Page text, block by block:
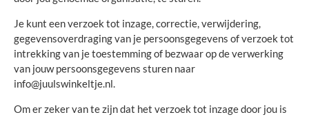
Je kunt een verzoek tot inzage, correctie, verwijdering,
gegevensoverdraging van je persoonsgegevens of verzoek tot
intrekking van je toestemming of bezwaar op de verwerking
van jouw persoonsgegevens sturen naar
info@juulswinkeltje.nl.
Om er zeker van te zijn dat het verzoek tot inzage door jou is